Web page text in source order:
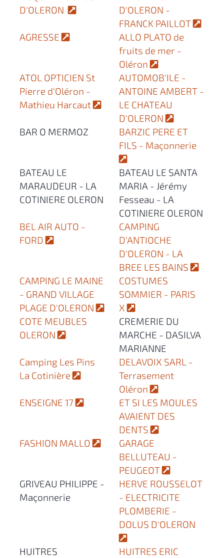
D'OLERON
D'OLERON -
FRANCK PAILLOT
AGRESSE
ALLO PLATO de
fruits de mer -
Oléron
ATOL OPTICIEN St
Pierre d'Oléron -
Mathieu Harcaut
AUTOMOB'ILE -
ANTOINE AMBERT -
LE CHATEAU
D'OLERON
BAR O MERMOZ
BARZIC PERE ET
FILS - Maçonnerie
BATEAU LE
MARAUDEUR - LA
COTINIERE OLERON
BATEAU LE SANTA
MARIA - Jérémy
Fesseau - LA
COTINIERE OLERON
BEL AIR AUTO -
FORD
CAMPING
D'ANTIOCHE
D'OLERON - LA
BREE LES BAINS
CAMPING LE MAINE
- GRAND VILLAGE
PLAGE D'OLERON
COSTUMES
SOMMIER - PARIS
X
COTE MEUBLES
OLERON
CREMERIE DU
MARCHE - DASILVA
MARIANNE
Camping Les Pins
La Cotinière
DELAVOIX SARL -
Terrasement
Oléron
ENSEIGNE 17
ET SI LES MOULES
AVAIENT DES
DENTS
FASHION MALLO
GARAGE
BELLUTEAU -
PEUGEOT
GRIVEAU PHILIPPE -
Maçonnerie
HERVE ROUSSELOT
- ELECTRICITE
PLOMBERIE -
DOLUS D'OLERON
HUITRES
HUITRES ERIC